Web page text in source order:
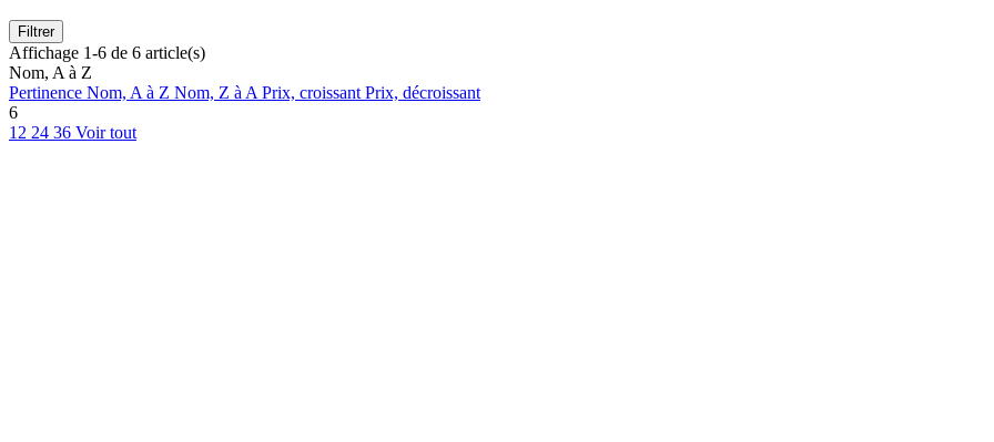
Filtrer
Affichage 1-6 de 6 article(s)
Nom, A à Z
Pertinence Nom, A à Z Nom, Z à APrix, croissantPrix, décroissant
6
12 24 36 Voir tout